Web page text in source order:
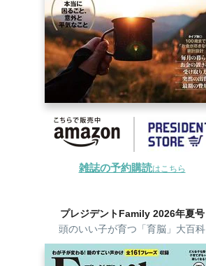
雑誌の予約購読はこちら
プレジデントFamily 2026年夏号
頭のいい子が育つ「育脳」大百科